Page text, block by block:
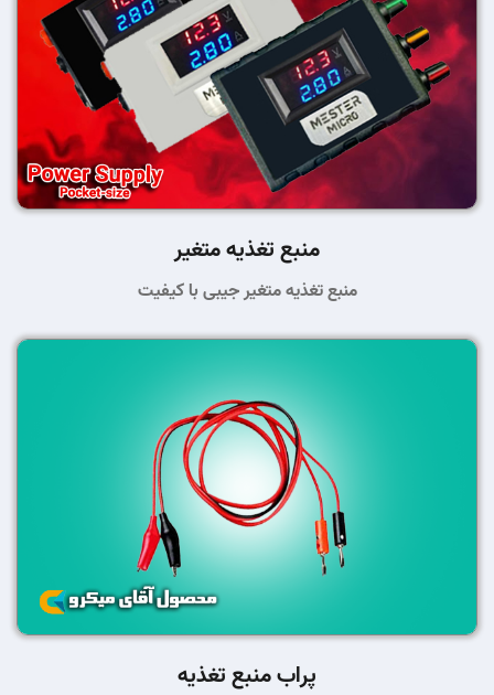
منبع تغذیه متغیر
منبع تغذیه متغیر جیبی با کیفیت
پراب منبع تغذیه